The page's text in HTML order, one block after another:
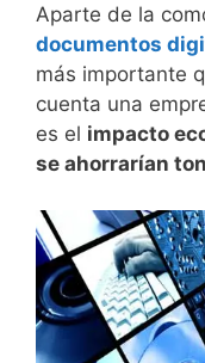
Aparte de la
documentos
más importante
cuenta una
es el impacto
se ahorrarían